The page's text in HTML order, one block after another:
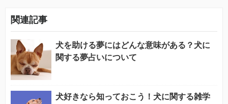
関連記事
犬を助ける夢にはどんな意味がある？犬に
関する夢占いについて
犬好きなら知っておこう！犬に関する雑学